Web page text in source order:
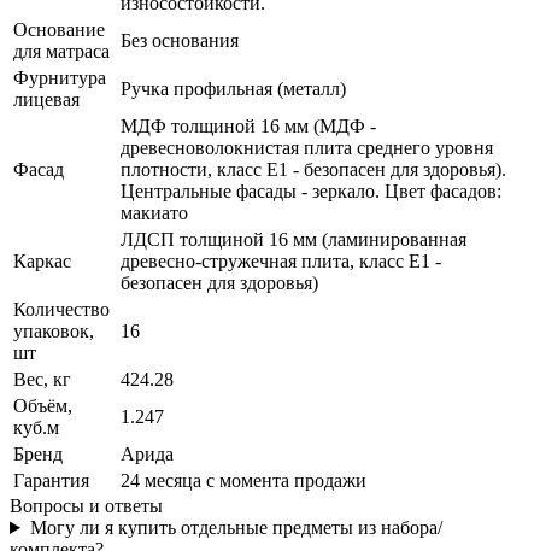
Основание
для матраса
Без основания
Фурнитура
лицевая
Ручка профильная (металл)
Фасад
МДФ толщиной 16 мм (МДФ -
древесноволокнистая плита среднего уровня
плотности, класс E1 - безопасен для здоровья).
Центральные фасады - зеркало. Цвет фасадов:
макиато
Каркас
ЛДСП толщиной 16 мм (ламинированная
древесно-стружечная плита, класс E1 -
безопасен для здоровья)
Количество
упаковок,
шт
16
Вес, кг
424.28
Объём,
куб.м
1.247
Бренд
Арида
Гарантия
24 месяца с момента продажи
Вопросы и ответы
Могу ли я купить отдельные предметы из набора/